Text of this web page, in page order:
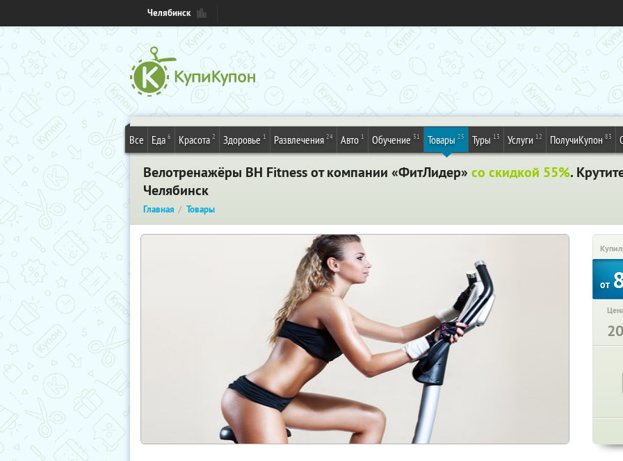
Челябинск
Все Еда 6 Красота 2 Здоровье 1 Развлечения 24 Авто 1 Обучение 31 Товары 25 Туры 13 Услуги 12 ПолучиКупон 83
Велотренажёры BH Fitness от компании «ФитЛидер» со скидкой 55%.
Челябинск
Главная Товары
от